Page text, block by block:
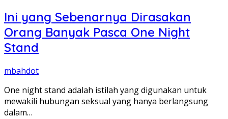
Ini yang Sebenarnya Dirasakan
Orang Banyak Pasca One Night
Stand
mbahdot
One night stand adalah istilah yang digunakan untuk
mewakili hubungan seksual yang hanya berlangsung
dalam…